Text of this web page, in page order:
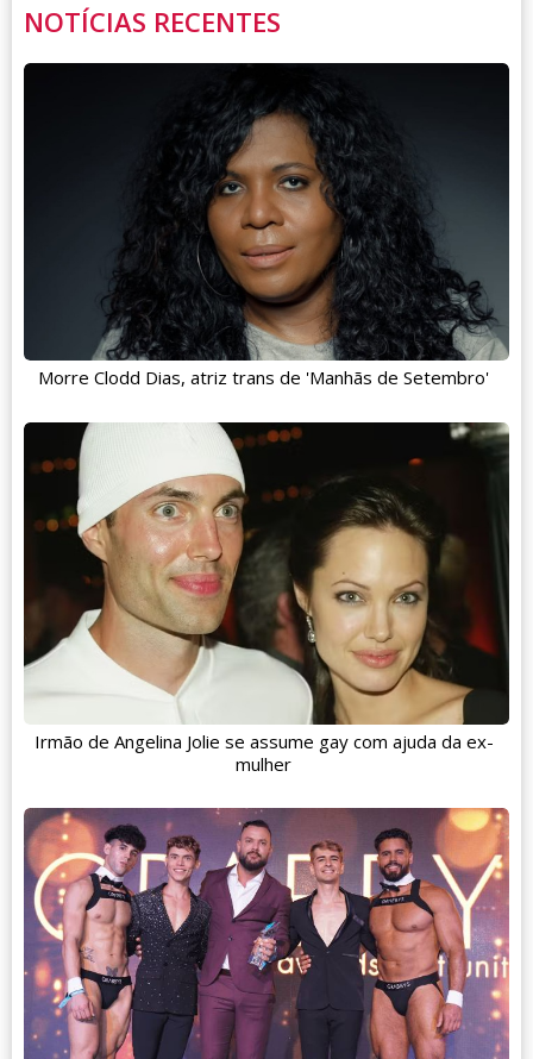
NOTÍCIAS RECENTES
Morre Clodd Dias, atriz trans de 'Manhãs de Setembro'
Irmão de Angelina Jolie se assume gay com ajuda da ex-
mulher